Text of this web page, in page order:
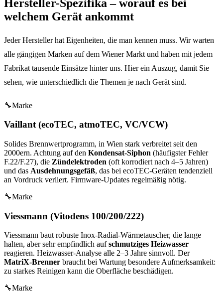
Hersteller-Spezifika – worauf es bei
welchem Gerät ankommt
Jeder Hersteller hat Eigenheiten, die man kennen muss. Wir warten
alle gängigen Marken auf dem Wiener Markt und haben mit jedem
Fabrikat tausende Einsätze hinter uns. Hier ein Auszug, damit Sie
sehen, wie unterschiedlich die Themen je nach Gerät sind.
🔧Marke
Vaillant (ecoTEC, atmoTEC, VC/VCW)
Solides Brennwertprogramm, in Wien stark verbreitet seit den
2000ern. Achtung auf den Kondensat-Siphon (häufigster Fehler
F.22/F.27), die Zündelektroden (oft korrodiert nach 4–5 Jahren)
und das Ausdehnungsgefäß, das bei ecoTEC-Geräten tendenziell
an Vordruck verliert. Firmware-Updates regelmäßig nötig.
🔧Marke
Viessmann (Vitodens 100/200/222)
Viessmann baut robuste Inox-Radial-Wärmetauscher, die lange
halten, aber sehr empfindlich aufschmutziges Heizwasser
reagieren. Heizwasser-Analyse alle 2–3 Jahre sinnvoll. Der
MatriX-Brenner braucht bei Wartung besondere Aufmerksamkeit:
zu starkes Reinigen kann die Oberfläche beschädigen.
🔧Marke